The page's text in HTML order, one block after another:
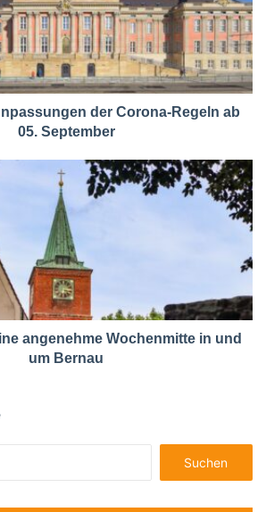
der Corona-Regeln ab
05. September
angenehme Wochenmitte in und
um Bernau
nach: